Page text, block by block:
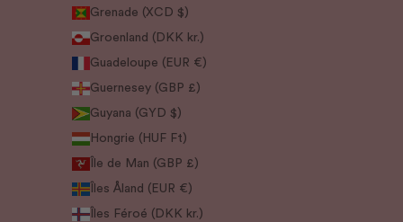
Grenade (XCD $)
Groenland (DKK kr.)
Guadeloupe (EUR €)
Guernesey (GBP £)
Guyana (GYD $)
Hongrie (HUF Ft)
Île de Man (GBP £)
Îles Åland (EUR €)
Îles Féroé (DKK kr.)